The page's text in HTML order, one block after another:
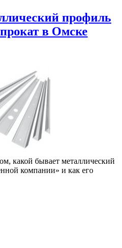
профиль
в Омске
какой бывает металлический
компании» и как его